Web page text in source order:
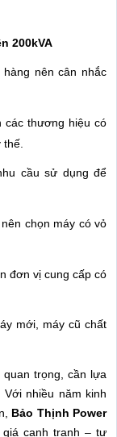
200kVA
hàng nên cân nhắc
các thương hiệu có
cầu sử dụng để
chọn máy có vỏ
đơn vị cung cấp có
mới, máy cũ chất
quan trọng, cần lựa
nhiều năm kinh
Bảo Thịnh Power
cạnh tranh – tư